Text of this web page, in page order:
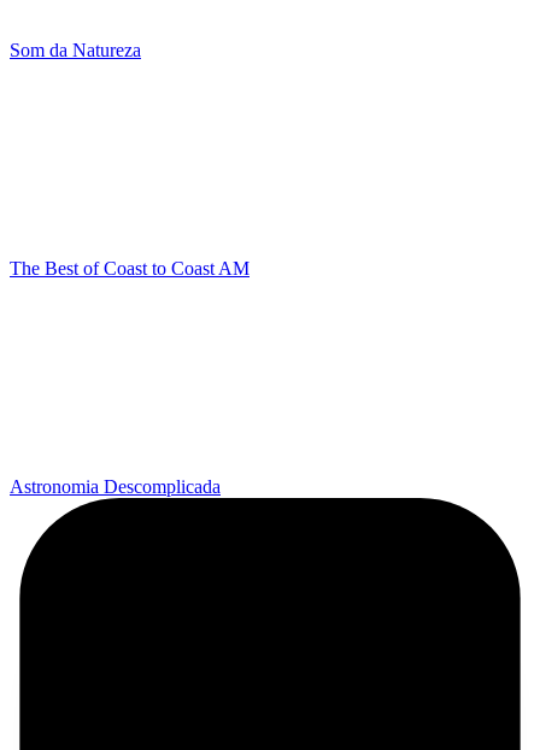
Som da Natureza
The Best of Coast to Coast AM
Astronomia Descomplicada